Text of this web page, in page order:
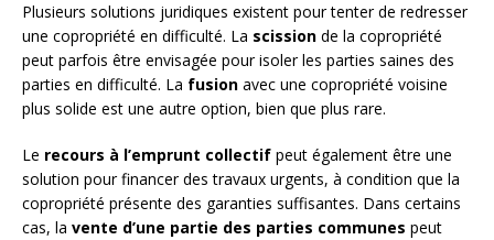
Plusieurs solutions juridiques existent pour tenter de redresser
une copropriété en difficulté. La scission de la copropriété
peut parfois être envisagée pour isoler les parties saines des
parties en difficulté. La fusion avec une copropriété voisine
plus solide est une autre option, bien que plus rare.
Le recours à l’emprunt collectif peut également être une
solution pour financer des travaux urgents, à condition que la
copropriété présente des garanties suffisantes. Dans certains
cas, la vente d’une partie des parties communes peut